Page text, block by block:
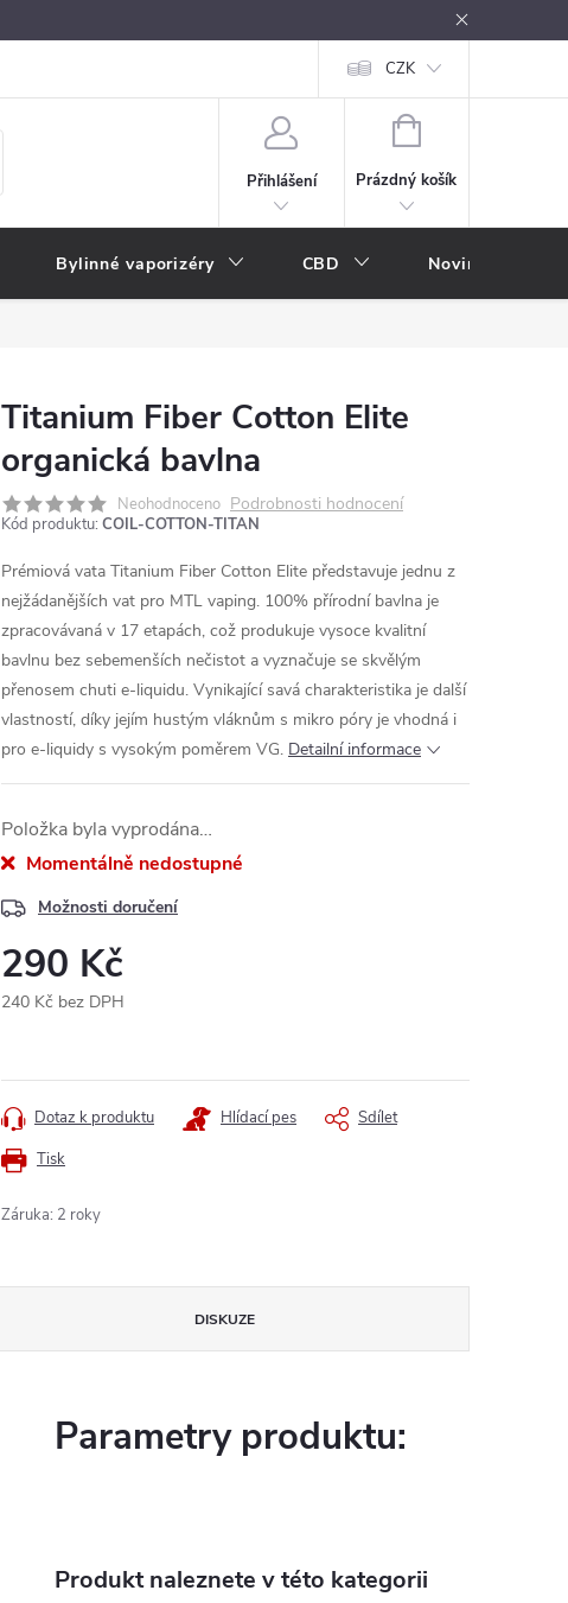
Vše o e-kouření Nákupní rádce
CZK
Přihlášení
NÁKUPNÍ
Prázdný košík
Bylinné vaporizéry CBD Novinky
Titanium Fiber Cotton Elite
organická bavlna
Neohodnoceno Podrobnosti hodnocení
Kód produktu: COIL-COTTON-TITAN
Prémiová vata Titanium Fiber Cotton Elite představuje jednu z
nejžádanějších vat pro MTL vaping. 100% přírodní bavlna je
zpracovávaná v 17 etapách, což produkuje vysoce kvalitní
bavlnu bez sebemenších nečistot a vyznačuje se skvělým
přenosem chuti e-liquidu. Vynikající savá charakteristika je další
vlastností, díky jejím hustým vláknům s mikro póry je vhodná i
pro e-liquidy s vysokým poměrem VG. Detailní informace
Položka byla vyprodána…
Momentálně nedostupné
Možnosti doručení
290 Kč
240 Kč bez DPH
Tisk
Dotaz k produktu Hlídací pes Sdílet
Záruka: 2 roky
DISKUZE
Parametry produktu:
Produkt naleznete v této kategorii